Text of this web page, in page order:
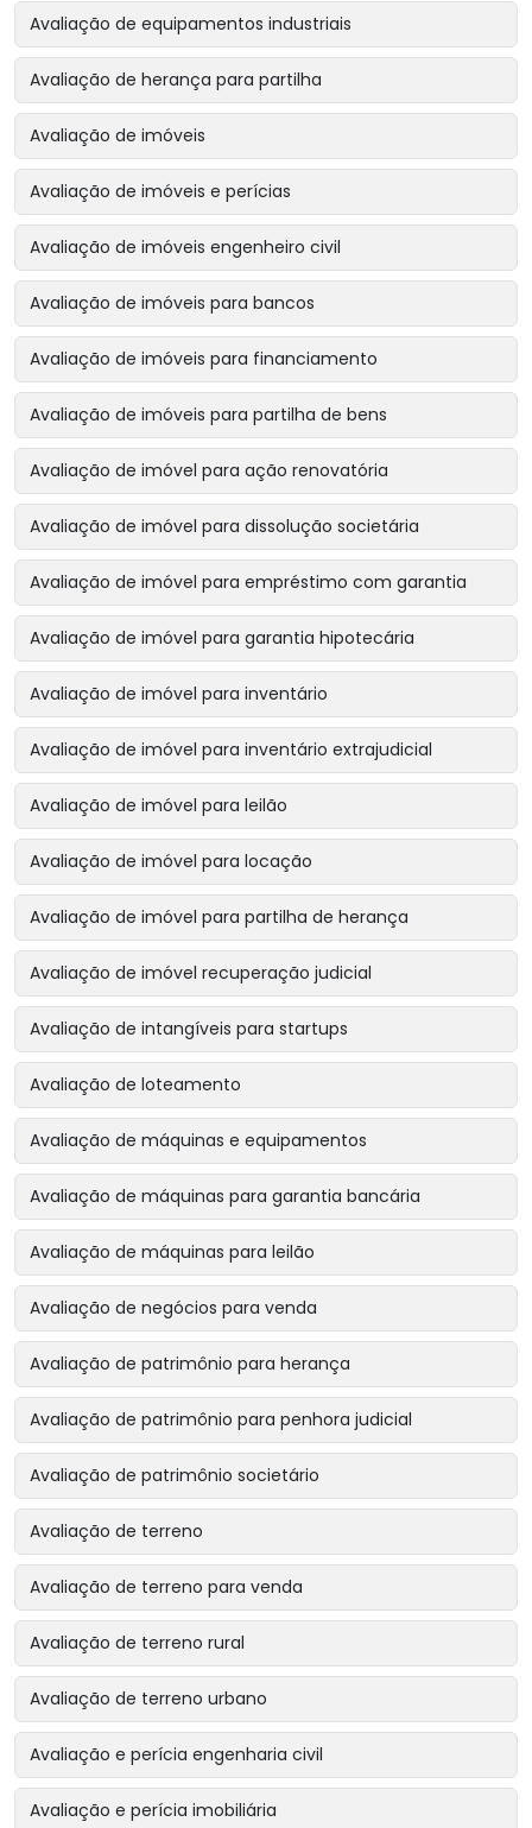
Avaliação de equipamentos industriais
Avaliação de herança para partilha
Avaliação de imóveis
Avaliação de imóveis e perícias
Avaliação de imóveis engenheiro civil
Avaliação de imóveis para bancos
Avaliação de imóveis para financiamento
Avaliação de imóveis para partilha de bens
Avaliação de imóvel para ação renovatória
Avaliação de imóvel para dissolução societária
Avaliação de imóvel para empréstimo com garantia
Avaliação de imóvel para garantia hipotecária
Avaliação de imóvel para inventário
Avaliação de imóvel para inventário extrajudicial
Avaliação de imóvel para leilão
Avaliação de imóvel para locação
Avaliação de imóvel para partilha de herança
Avaliação de imóvel recuperação judicial
Avaliação de intangíveis para startups
Avaliação de loteamento
Avaliação de máquinas e equipamentos
Avaliação de máquinas para garantia bancária
Avaliação de máquinas para leilão
Avaliação de negócios para venda
Avaliação de patrimônio para herança
Avaliação de patrimônio para penhora judicial
Avaliação de patrimônio societário
Avaliação de terreno
Avaliação de terreno para venda
Avaliação de terreno rural
Avaliação de terreno urbano
Avaliação e perícia engenharia civil
Avaliação e perícia imobiliária